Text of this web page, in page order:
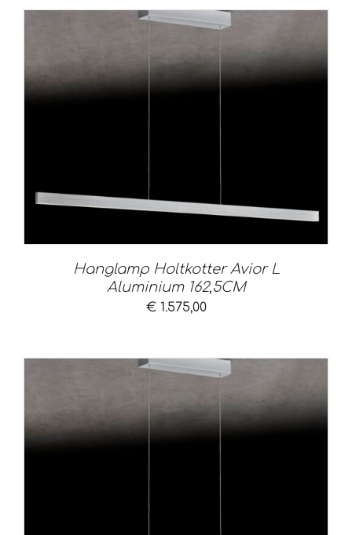
Hanglamp Holtkotter Avior L
Aluminium 162,5CM
€1.575,00